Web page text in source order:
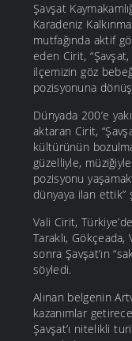
Şavşat
Karadeniz
mutfağında aktif
eden Cirit,
ilçemizin göz
pozisyonuna
Dünyada 200’e
aktaran Cirit,
kültürünün
güzelliyle,
pozisyonu
dünyaya ilan
Vali Cirit,
Taraklı, Gökçeada,
sonra Şavşat’ın
söyledi.
Alınan belgenin
kazanımlar
Şavşat’ı nitelikli